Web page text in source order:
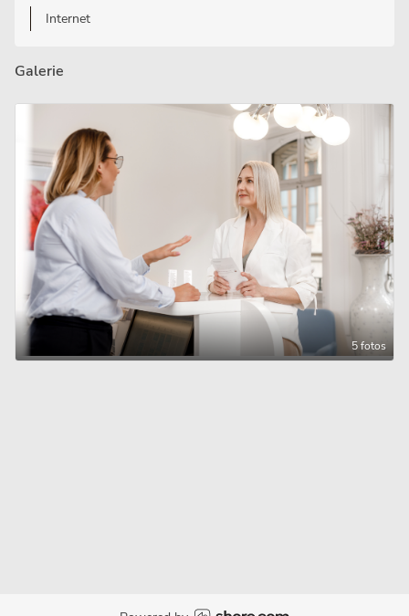
Internet
Galerie
5 fotos